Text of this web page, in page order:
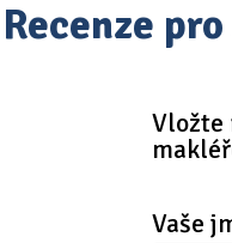
Recenze
Vložte
Vaše